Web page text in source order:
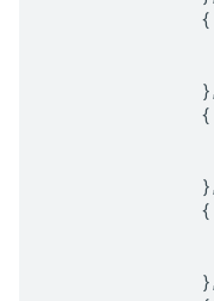
                {
                },
                {
                },
                {
                },